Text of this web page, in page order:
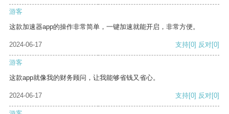
游客
这款加速器app的操作非常简单，一键加速就能开启，非常方便。
2024-06-17 支持[0] 反对[0]
游客
这款app就像我的财务顾问，让我能够省钱又省心。
2024-06-17 支持[0] 反对[0]